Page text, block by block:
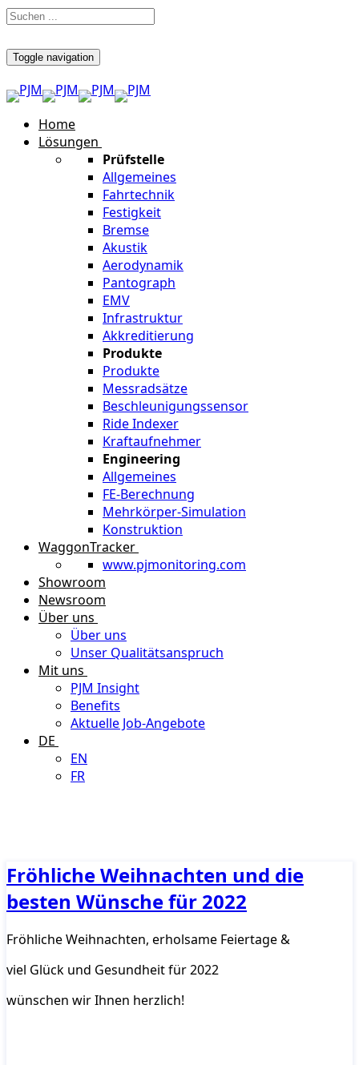
Toggle navigation
Home
Lösungen
Prüfstelle
Allgemeines
Fahrtechnik
Festigkeit
Bremse
Akustik
Aerodynamik
Pantograph
EMV
Infrastruktur
Akkreditierung
Produkte
Produkte
Messradsätze
Beschleunigungssensor
Ride Indexer
Kraftaufnehmer
Engineering
Allgemeines
FE-Berechnung
Mehrkörper-Simulation
Konstruktion
WaggonTracker
www.pjmonitoring.com
Showroom
Newsroom
Über uns
Über uns
Unser Qualitätsanspruch
Mit uns
PJM Insight
Benefits
Aktuelle Job-Angebote
DE
EN
FR
Fröhliche Weihnachten und die
besten Wünsche für 2022
Fröhliche Weihnachten, erholsame Feiertage &
viel Glück und Gesundheit für 2022
wünschen wir Ihnen herzlich!